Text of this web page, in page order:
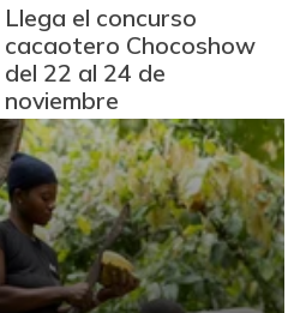
Llega el concurso
cacaotero Chocoshow
del 22 al 24 de
noviembre